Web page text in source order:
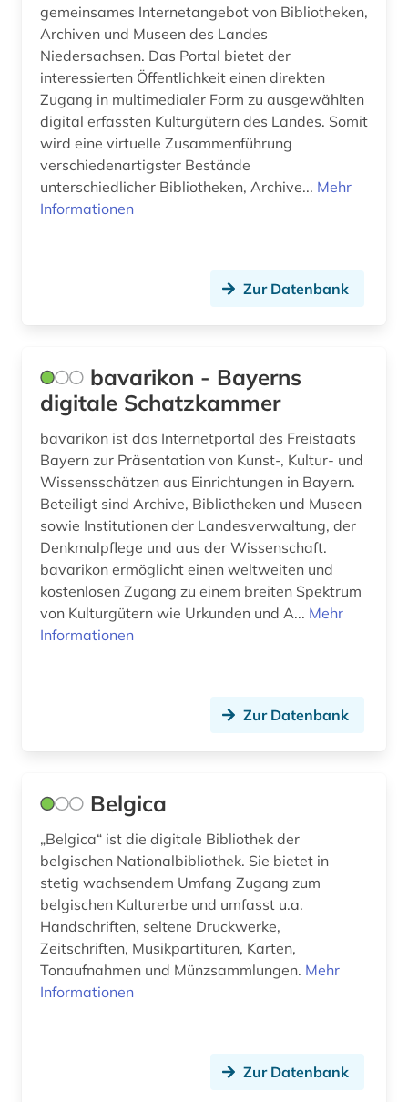
gemeinsames Internetangebot von Bibliotheken,
Archiven und Museen des Landes
Niedersachsen. Das Portal bietet der
interessierten Öffentlichkeit einen direkten
Zugang in multimedialer Form zu ausgewählten
digital erfassten Kulturgütern des Landes. Somit
wird eine virtuelle Zusammenführung
verschiedenartigster Bestände
unterschiedlicher Bibliotheken, Archive... Mehr
Informationen
Zur Datenbank
bavarikon - Bayerns
digitale Schatzkammer
bavarikon ist das Internetportal des Freistaats
Bayern zur Präsentation von Kunst-, Kultur- und
Wissensschätzen aus Einrichtungen in Bayern.
Beteiligt sind Archive, Bibliotheken und Museen
sowie Institutionen der Landesverwaltung, der
Denkmalpflege und aus der Wissenschaft.
bavarikon ermöglicht einen weltweiten und
kostenlosen Zugang zu einem breiten Spektrum
von Kulturgütern wie Urkunden und A... Mehr
Informationen
Zur Datenbank
Belgica
„Belgica“ ist die digitale Bibliothek der
belgischen Nationalbibliothek. Sie bietet in
stetig wachsendem Umfang Zugang zum
belgischen Kulturerbe und umfasst u.a.
Handschriften, seltene Druckwerke,
Zeitschriften, Musikpartituren, Karten,
Tonaufnahmen und Münzsammlungen. Mehr
Informationen
Zur Datenbank